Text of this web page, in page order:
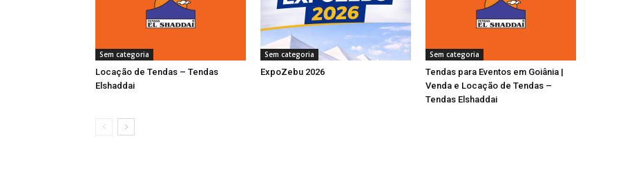
Sem categoria
Locação de Tendas – Tendas
Elshaddai
Sem categoria
ExpoZebu 2026
Sem categoria
Tendas para Eventos em Goiânia |
Venda e Locação de Tendas –
Tendas Elshaddai